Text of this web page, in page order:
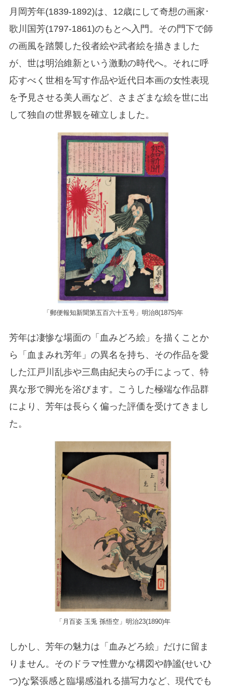
月岡芳年(1839-1892)は、12歳にして奇想の画家･
歌川国芳(1797-1861)のもとへ入門。その門下で師
の画風を踏襲した役者絵や武者絵を描きました
が、世は明治維新という激動の時代へ。それに呼
応すべく世相を写す作品や近代日本画の女性表現
を予見させる美人画など、さまざまな絵を世に出
して独自の世界観を確立しました。
「郵便報知新聞第五百六十五号」明治8(1875)年
芳年は凄惨な場面の「血みどろ絵」を描くことか
ら「血まみれ芳年」の異名を持ち、その作品を愛
した江戸川乱歩や三島由紀夫らの手によって、特
異な形で脚光を浴びます。こうした極端な作品群
により、芳年は長らく偏った評価を受けてきまし
た。
「月百姿 玉兎 孫悟空」明治23(1890)年
しかし、芳年の魅力は「血みどろ絵」だけに留ま
りません。そのドラマ性豊かな構図や静謐(せいひ
つ)な緊張感と臨場感溢れる描写力など、現代でも